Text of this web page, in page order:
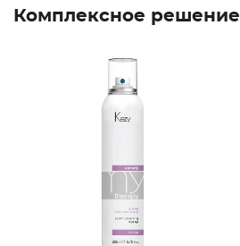
Комплексное решение